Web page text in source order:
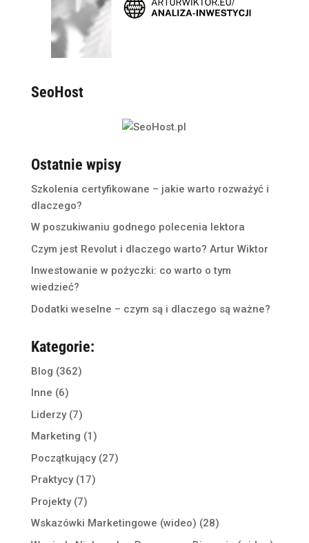
SeoHost
Ostatnie wpisy
Szkolenia certyfikowane – jakie warto rozważyć i
dlaczego?
W poszukiwaniu godnego polecenia lektora
Czym jest Revolut i dlaczego warto? Artur Wiktor
Inwestowanie w pożyczki: co warto o tym
wiedzieć?
Dodatki weselne – czym są i dlaczego są ważne?
Kategorie:
Blog (362)
Inne (6)
Liderzy(7)
Marketing (1)
Początkujący(27)
Praktycy(17)
Projekty(7)
Wskazówki Marketingowe (wideo) (28)